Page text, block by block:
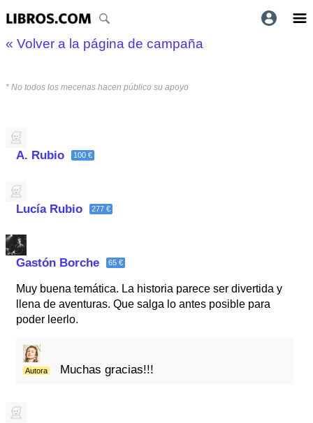
« Volver a la página de campaña
* No todos los mecenas hacen público su apoyo
A. Rubio 100 €
Lucía Rubio 277 €
Gastón Borche 65 €
Muy buena temática. La historia parece ser divertida y
llena de aventuras. Que salga lo antes posible para
poder leerlo.
Autora Muchas gracias!!!